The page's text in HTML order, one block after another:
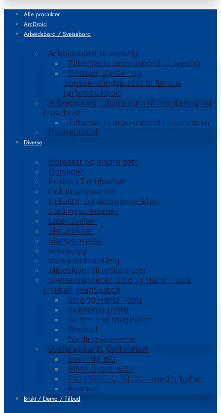
Alle produkter
ArcDroid
Arbeidsbord / Sveisebord
Arbeidsbord til sveising
Tilbehør til arbeidsbord til svesing
Prismer, støtter og
oppspenningsplater til flens &
rørproduksjon
Arbeidsbord i aluminium til montering og
trearbeid
Tilbehør til arbeidsbord i aluminium
Pakketilbud
Diverse
Boresett og andre sett
Borsliper
Furick / Tig tilbehør
Induksjonsvarme
Industri- og anleggsverktøy
Jordingsklemmer
Laser sveiser
Skrustikker
Slangepresse
Sveisejigg
Varmebehandling
Slipeskiver til vinkelsliper
Sveisemagneter, Strong Hand Tools,
Fireball, MagSwitch
Strong Hand Tools
Sveisemagneter
Siegmund magneter
Fireball
Jordingsklemmer
Sveiseapparat, boltsveiser
Easymig 160
MMA Gysmi 160P
TIG PROTIG 161 DC – med tilbehør
Fronius
Brukt / Demo / Tilbud